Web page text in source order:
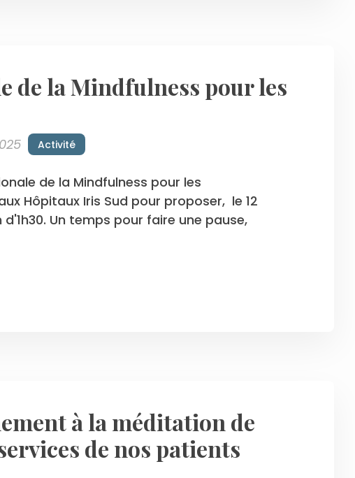
de la Mindfulness pour les
Activité
de la Mindfulness pour les
Hôpitaux Iris Sud pour proposer, le 12
Un temps pour faire une pause,
à la méditation de
de nos patients